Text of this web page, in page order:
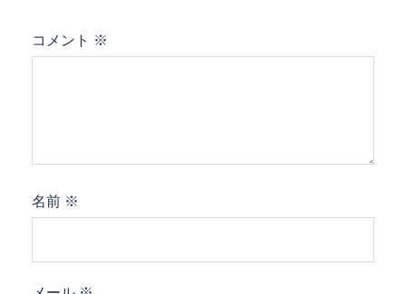
コメント ※
名前 ※